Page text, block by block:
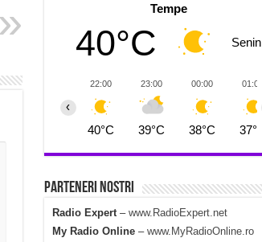
Tempe
40°C Senin
22:00
40°C
23:00
39°C
00:00
38°C
01:00
37°C
‹
Parteneri Nostri
Radio Expert– www.RadioExpert.net
My Radio Online– www.MyRadioOnline.ro